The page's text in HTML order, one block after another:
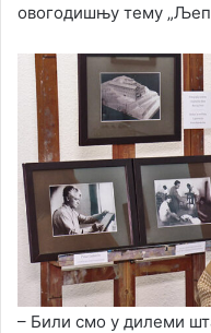
овогодишњу тему
– Били смо у дилеми